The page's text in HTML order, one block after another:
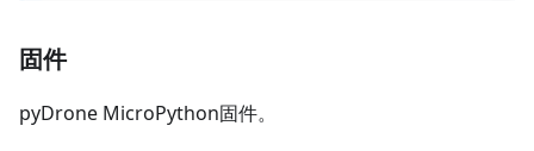
固件
pyDrone MicroPython固件。